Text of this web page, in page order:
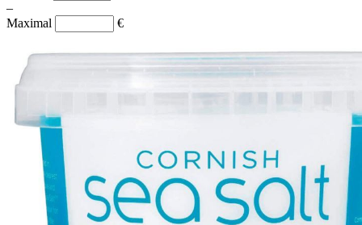
–
Maximal
€